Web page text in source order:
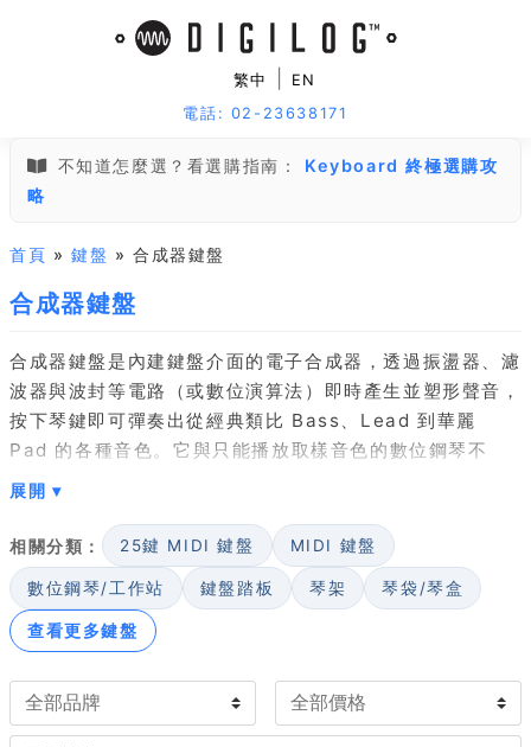
繁中
EN
電話: 02-23638171
不知道怎麼選？看選購指南：
Keyboard 終極選購攻
略
首頁 »鍵盤 » 合成器鍵盤
合成器鍵盤
合成器鍵盤是內建鍵盤介面的電子合成器，透過振盪器、濾
波器與波封等電路（或數位演算法）即時產生並塑形聲音，
按下琴鍵即可彈奏出從經典類比 Bass、Lead 到華麗
Pad 的各種音色。它與只能播放取樣音色的數位鋼琴不
同，重點在於「設計聲音」而非「重現原音」，面板上通常
選購時先看發聲方式：類比合成器音色溫暖、調整直覺；數
位與虛擬類比則音色多變、便於整合錄音流程。再看複音數
與是否具備力度感應，影響可彈奏的織體厚度。鍵數方面，
25 鍵桌上型適合外出創作，49 至 61 鍵兼顧旋律演奏。
相關分類： 25鍵 MIDI 鍵盤 MIDI 鍵盤
數位鋼琴/工作站 鍵盤踏板 琴架 琴袋/琴盒
查看更多鍵盤